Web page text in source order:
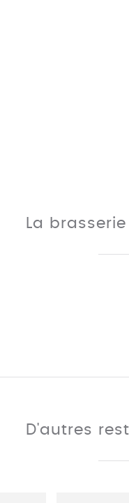
La
D'autres